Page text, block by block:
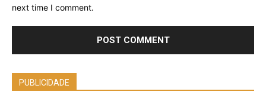
next time I comment.
PUBLICIDADE